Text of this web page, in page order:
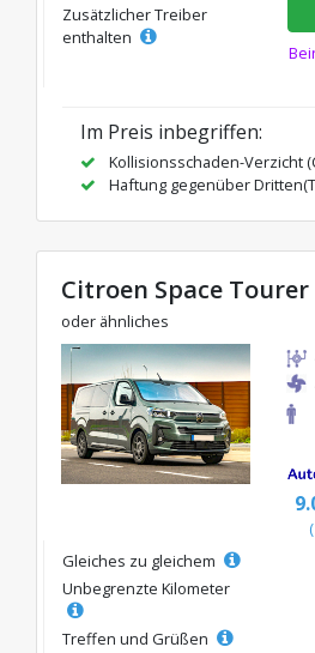
Zusätzlicher Treiber
enthalten
Im Preis inbegriffen:
Kollisionsschaden-Verzicht
Haftung gegenüber
Citroen Space
oder ähnliches
Gleiches zu gleichem
Unbegrenzte Kilometer
Treffen und Grüßen